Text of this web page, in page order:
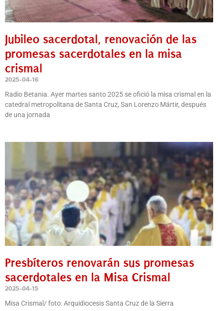
Jubileo sacerdotal, renovación de las
promesas sacerdotales en la misa
crismal
2025-04-16
Radio Betania. Ayer martes santo 2025 se ofició la misa crismal en la
catedral metropolitana de Santa Cruz, San Lorenzo Mártir, después
de una jornada
Presbíteros renovarán sus promesas
sacerdotales en la Misa Crismal
2025-04-15
Misa Crismal/ foto: Arquidiocesis Santa Cruz de la Sierra